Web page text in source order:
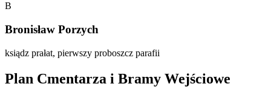
B
Bronisław Porzych
ksiądz prałat, pierwszy proboszcz parafii
Plan Cmentarza i Bramy Wejściowe